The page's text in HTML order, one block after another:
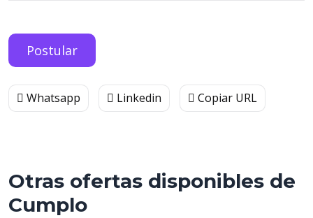
Postular
Whatsapp Linkedin Copiar URL
Otras ofertas disponibles de
Cumplo